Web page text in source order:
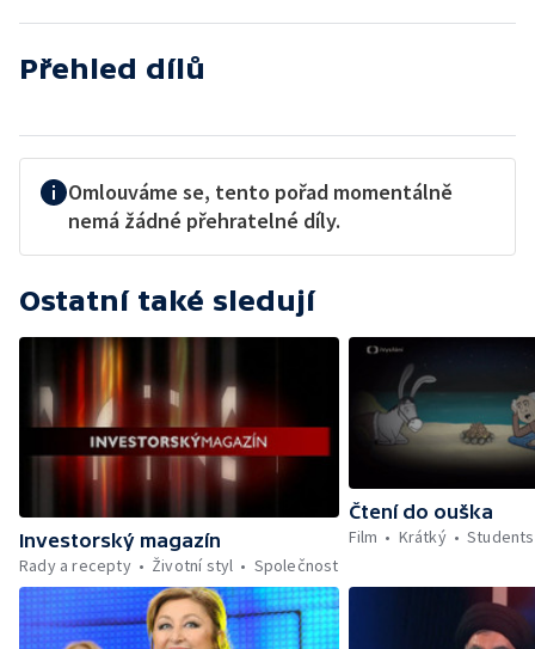
Přehled dílů
Omlouváme se, tento pořad momentálně
nemá žádné přehratelné díly.
Ostatní také sledují
Investorský magazín
Rady a recepty
Životní styl Společnost
Čtení do ouška
Film
Krátký